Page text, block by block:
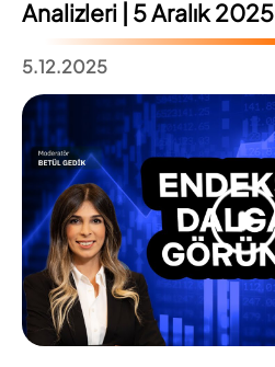
Analizleri | 5 Aralık 2025
5.12.2025